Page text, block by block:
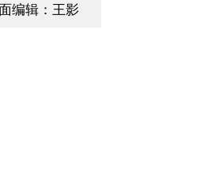
编辑：王影